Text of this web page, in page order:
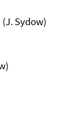
Sydow)